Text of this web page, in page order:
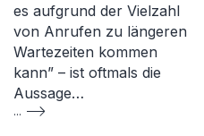
es aufgrund der Vielzahl
von Anrufen zu längeren
Wartezeiten kommen
kann” – ist oftmals die
Aussage…
...